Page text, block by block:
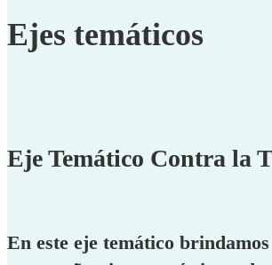
Ejes temáticos
Eje Temático Contra la
En este eje temático brindamos